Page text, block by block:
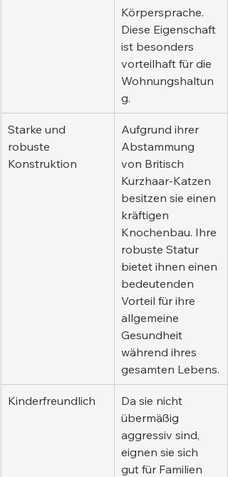
Körpersprache.
Diese Eigenschaft
ist besonders
vorteilhaft für die
Wohnungshaltun
g.
Starke und
robuste
Konstruktion
Aufgrund ihrer
Abstammung
von Britisch
Kurzhaar-Katzen
besitzen sie einen
kräftigen
Knochenbau. Ihre
robuste Statur
bietet ihnen einen
bedeutenden
Vorteil für ihre
allgemeine
Gesundheit
während ihres
gesamten Lebens.
Kinderfreundlich
Da sie nicht
übermäßig
aggressiv sind,
eignen sie sich
gut für Familien